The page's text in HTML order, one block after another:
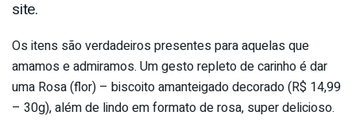
site.
Os itens são verdadeiros presentes para aquelas que
amamos e admiramos. Um gesto repleto de carinho é dar
uma Rosa (flor) – biscoito amanteigado decorado (R$ 14,99
– 30g), além de lindo em formato de rosa, super delicioso.